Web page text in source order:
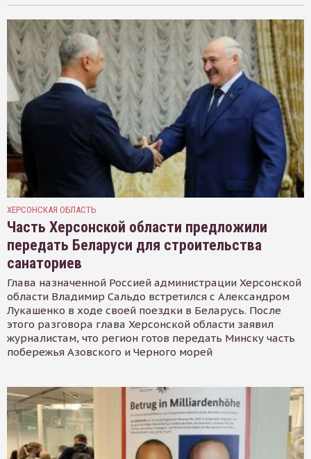
ХЕРСОНСКАЯ ОБЛАСТЬ
Часть Херсонской области предложили
передать Беларуси для строительства
санаториев
Глава назначенной Россией администрации Херсонской
области Владимир Сальдо встретился с Александром
Лукашенко в ходе своей поездки в Беларусь. После
этого разговора глава Херсонской области заявил
журналистам, что регион готов передать Минску часть
побережья Азовского и Черного морей